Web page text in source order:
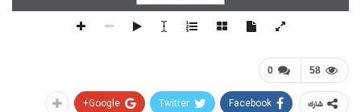
0 58
شارك Facebook
Twitter
Google+